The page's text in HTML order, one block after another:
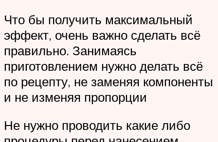
Что бы получить максимальный
эффект, очень важно сделать всё
правильно. Занимаясь
приготовлением нужно делать всё
по рецепту, не заменяя компоненты
и не изменяя пропорции
Не нужно проводить какие либо